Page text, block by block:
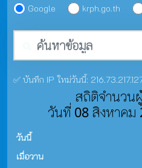
Google krph.go.th
✅ บันทึก IP ใหม่วันนี้:
สถิติจำนวน
วันที่ 08 สิงหาคม
วันนี้
เมื่อวาน